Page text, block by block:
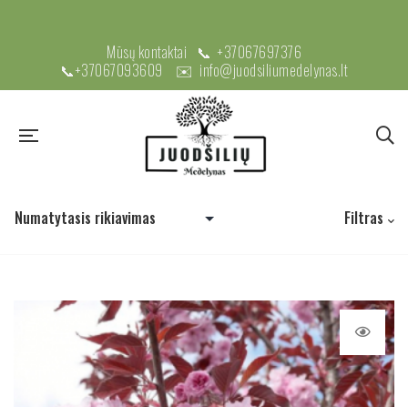
Mūsų kontaktai 📞 +37067697376
📞+37067093609 ✉️ info@juodsiliumedelynas.lt
Filtras